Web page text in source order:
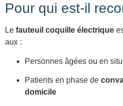
Pour qui est-il
Le fauteuil coquille électrique
aux :
Personnes âgées ou en
Patients en phase de
domicile